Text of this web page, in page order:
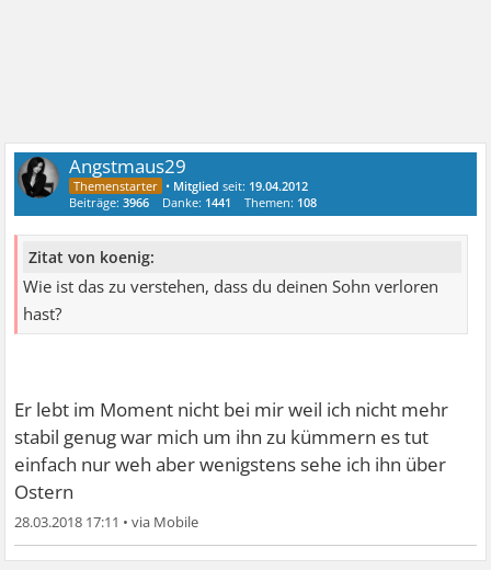
Angstmaus29
• Mitglied seit: 19.04.2012
Beiträge:3966 Danke: 1441 Themen: 108
Zitat von koenig:
Wie ist das zu verstehen, dass du deinen Sohn verloren
hast?
Er lebt im Moment nicht bei mir weil ich nicht mehr
stabil genug war mich um ihn zu kümmern es tut
einfach nur weh aber wenigstens sehe ich ihn über
Ostern
28.03.2018 17:11 •